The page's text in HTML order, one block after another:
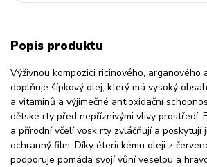
Popis produktu
Výživnou kompozici ricinového, arganového
doplňuje šípkový olej, který má vysoký
a vitaminů a výjimečné antioxidační
dětské rty před nepříznivými vlivy prostředí.
a přírodní včelí vosk rty zvláčňují a poskytují
ochranný film. Díky éterickému oleji z
podporuje pomáda svojí vůní veselou a